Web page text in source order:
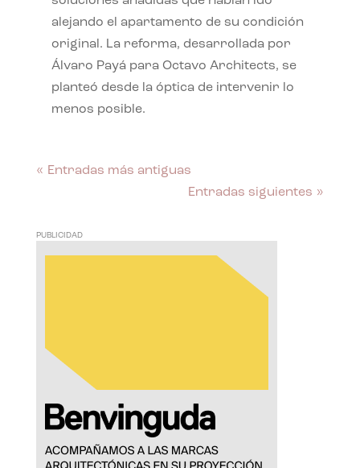
alejando el apartamento de su condición
original. La reforma, desarrollada por
Álvaro Payá para Octavo Architects, se
planteó desde la óptica de intervenir lo
menos posible.
« Entradas más antiguas
Entradas siguientes »
PUBLICIDAD